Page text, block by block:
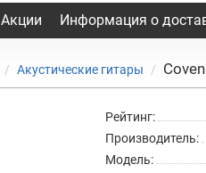
Акции Информация о
Акустические гитары
Рейтинг:
Производитель:
Модель: